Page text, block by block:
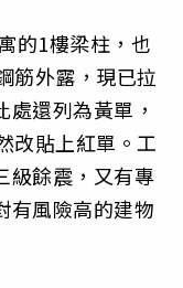
的1樓梁柱，也
筋外露，現已拉
還列為黃單，
改貼上紅單。工
級餘震，又有專
有風險高的建物